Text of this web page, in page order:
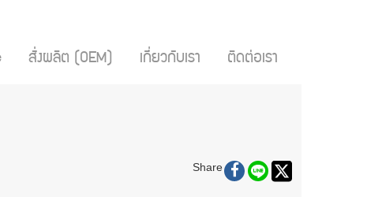
สั่งผลิต (OEM) เกี่ยวกับเรา ติดต่อเรา
Share